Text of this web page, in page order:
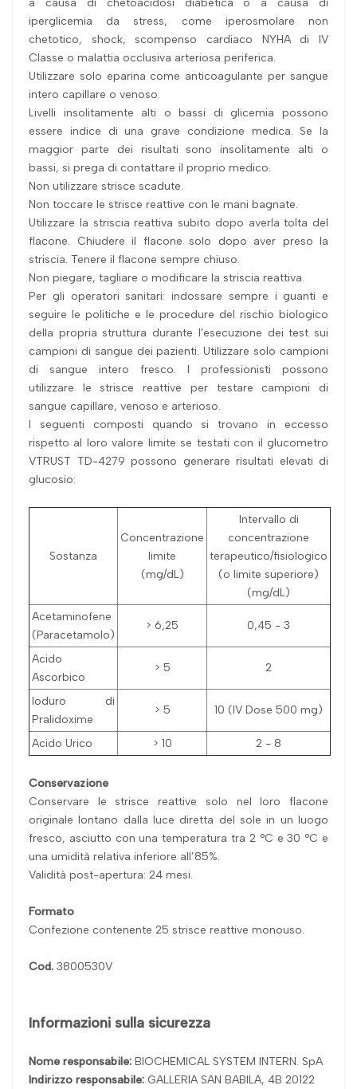
iperglicemia da stress, come iperosmolare non
chetotico, shock, scompenso cardiaco NYHA di IV
Classe o malattia occlusiva arteriosa periferica.
Utilizzare solo eparina come anticoagulante per sangue
intero capillare o venoso.
Livelli insolitamente alti o bassi di glicemia possono
essere indice di una grave condizione medica. Se la
maggior parte dei risultati sono insolitamente alti o
bassi, si prega di contattare il proprio medico.
Non utilizzare strisce scadute.
Non toccare le strisce reattive con le mani bagnate.
Utilizzare la striscia reattiva subito dopo averla tolta del
flacone. Chiudere il flacone solo dopo aver preso la
striscia. Tenere il flacone sempre chiuso.
Non piegare, tagliare o modificare la striscia reattiva.
Per gli operatori sanitari: indossare sempre i guanti e
seguire le politiche e le procedure del rischio biologico
della propria struttura durante l'esecuzione dei test sui
campioni di sangue dei pazienti. Utilizzare solo campioni
di sangue intero fresco. I professionisti possono
utilizzare le strisce reattive per testare campioni di
sangue capillare, venoso e arterioso.
I seguenti composti quando si trovano in eccesso
rispetto al loro valore limite se testati con il glucometro
VTRUST TD-4279 possono generare risultati elevati di
glucosio:
Sostanza
Concentrazione
limite
(mg/dL)
Intervallo di
concentrazione
terapeutico/fisiologico
(o limite superiore)
(mg/dL)
Acetaminofene
(Paracetamolo)
> 6,25 0,45 - 3
Acido
Ascorbico
> 5 2
Ioduro di
Pralidoxime
> 5 10 (IV Dose 500 mg)
Acido Urico > 10 2 - 8
Conservazione
Conservare le strisce reattive solo nel loro flacone
originale lontano dalla luce diretta del sole in un luogo
fresco, asciutto con una temperatura tra 2 °C e 30 °C e
una umidità relativa inferiore all’85%.
Validità post-apertura: 24 mesi.
Formato
Confezione contenente 25 strisce reattive monouso.
Cod. 3800530V
Informazioni sulla sicurezza
Nome responsabile: BIOCHEMICAL SYSTEM INTERN. SpA
Indirizzo responsabile: GALLERIA SAN BABILA, 4B 20122